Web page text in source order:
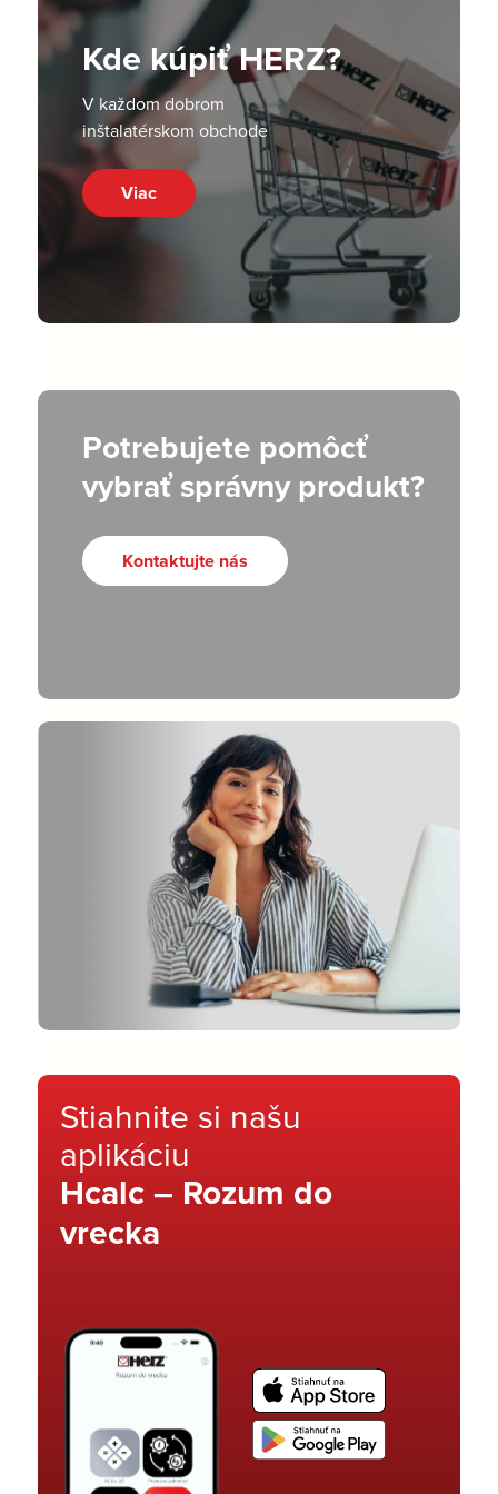
Kde kúpiť HERZ?
V každom dobrom
inštalatérskom obchode
Viac
Potrebujete pomôcť
vybrať správny produkt?
Kontaktujte nás
Stiahnite si našu
aplikáciu
Hcalc – Rozum do
vrecka